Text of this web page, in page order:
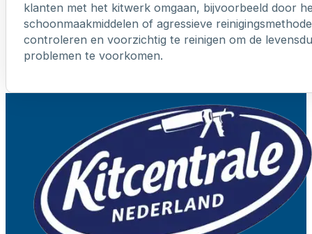
klanten met het kitwerk omgaan, bijvoorbeeld door
schoonmaakmiddelen of agressieve
controleren en voorzichtig te reinigen om de
problemen te voorkomen.